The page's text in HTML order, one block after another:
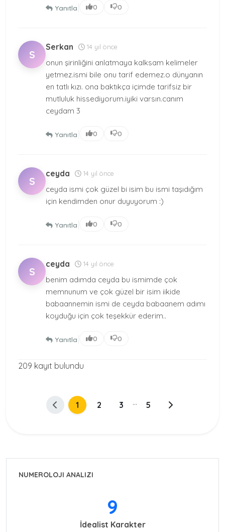
Yanıtla 0 0
S
Serkan 14 yıl önce
onun şirinliğini anlatmaya kalksam kelimeler
yetmez.ismi bile onu tarif edemez.o dünyanın
en tatlı kızı. ona baktıkça içimde tarifsiz bir
mutluluk hissediyorum.iyiki varsın.canım
ceydam 3
Yanıtla 0 0
S
ceyda 14 yıl önce
ceyda ismi çok güzel bi isim bu ismi taşıdığım
için kendimden onur duyuyorum :)
Yanıtla 0 0
S
ceyda 14 yıl önce
benim adımda ceyda bu ismimde çok
memnunum ve çok güzel bir isim iikide
babaannemin ismi de ceyda babaanem adımı
koyduğu için çok teşekkür ederim..
Yanıtla 0 0
209 kayıt bulundu
1 2 3 ... 5
NUMEROLOJI ANALIZI
9
İdealist Karakter